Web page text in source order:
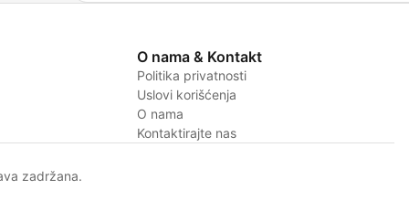
O nama & Kontakt
Politika privatnosti
Uslovi korišćenja
O nama
Kontaktirajte nas
zadržana.